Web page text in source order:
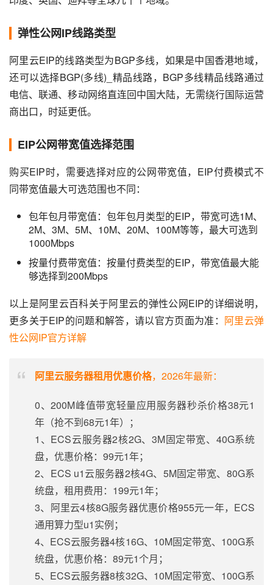
弹性公网IP线路类型
阿里云EIP的线路类型为BGP多线，如果是中国香港地域，
还可以选择BGP(多线)_精品线路，BGP多线精品线路通过
电信、联通、移动网络直连回中国大陆，无需绕行国际运营
商出口，时延更低。
EIP公网带宽值选择范围
购买EIP时，需要选择对应的公网带宽值，EIP付费模式不
同带宽值最大可选范围也不同：
包年包月带宽值：包年包月类型的EIP，带宽可选1M、
2M、3M、5M、10M、20M、100M等等，最大可选到
1000Mbps
按量付费带宽值：按量付费类型的EIP，带宽值最大能
够选择到200Mbps
以上是阿里云百科关于阿里云的弹性公网EIP的详细说明，
更多关于EIP的问题和解答，请以官方页面为准： 阿里云弹
性公网IP官方详解
阿里云服务器租用优惠价格，2026年最新：
0、200M峰值带宽轻量应用服务器秒杀价格38元1
年（抢不到68元1年）；
1、ECS云服务器2核2G、3M固定带宽、40G系统
盘，优惠价格：99元1年；
2、ECS u1云服务器2核4G、5M固定带宽、80G系
统盘，租用费用：199元1年；
3、阿里云4核8G服务器优惠价格955元一年，ECS
通用算力型u1实例；
4、ECS云服务器4核16G、10M固定带宽、100G系
统盘，优惠价格：89元1个月；
5、ECS云服务器8核32G、10M固定带宽、100G系